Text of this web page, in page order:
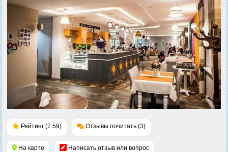
Рейтинг (7.59) Отзывы почитать (3)
На карте Написать отзыв или вопрос